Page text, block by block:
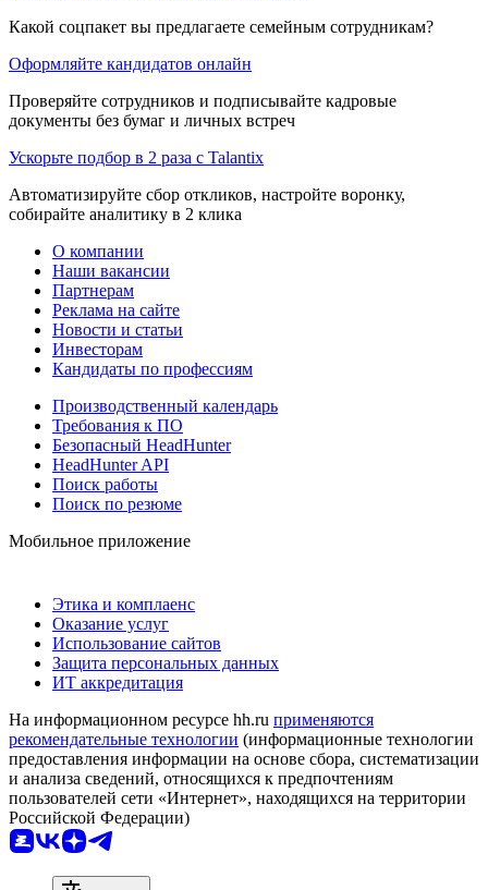
Какой соцпакет вы предлагаете семейным сотрудникам?
Оформляйте кандидатов онлайн
Проверяйте сотрудников и подписывайте кадровые
документы без бумаг и личных встреч
Ускорьте подбор в 2 раза с Talantix
Автоматизируйте сбор откликов, настройте воронку,
собирайте аналитику в 2 клика
О компании
Наши вакансии
Партнерам
Реклама на сайте
Новости и статьи
Инвесторам
Кандидаты по профессиям
Производственный календарь
Требования к ПО
Безопасный HeadHunter
HeadHunter API
Поиск работы
Поиск по резюме
Мобильное приложение
Этика и комплаенс
Оказание услуг
Использование сайтов
Защита персональных данных
ИТ аккредитация
На информационном ресурсе hh.ru применяются
рекомендательные технологии (информационные технологии
предоставления информации на основе сбора, систематизации
и анализа сведений, относящихся к предпочтениям
пользователей сети «Интернет», находящихся на территории
Российской Федерации)